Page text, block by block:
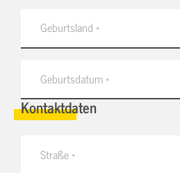
Kontaktdaten